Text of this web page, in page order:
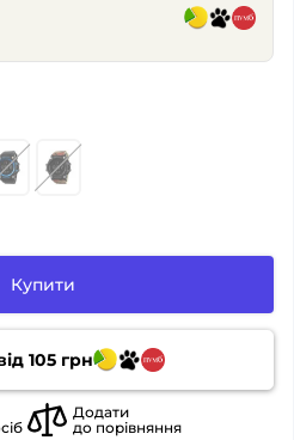
Купити
105 грн
Додати
до порівняння